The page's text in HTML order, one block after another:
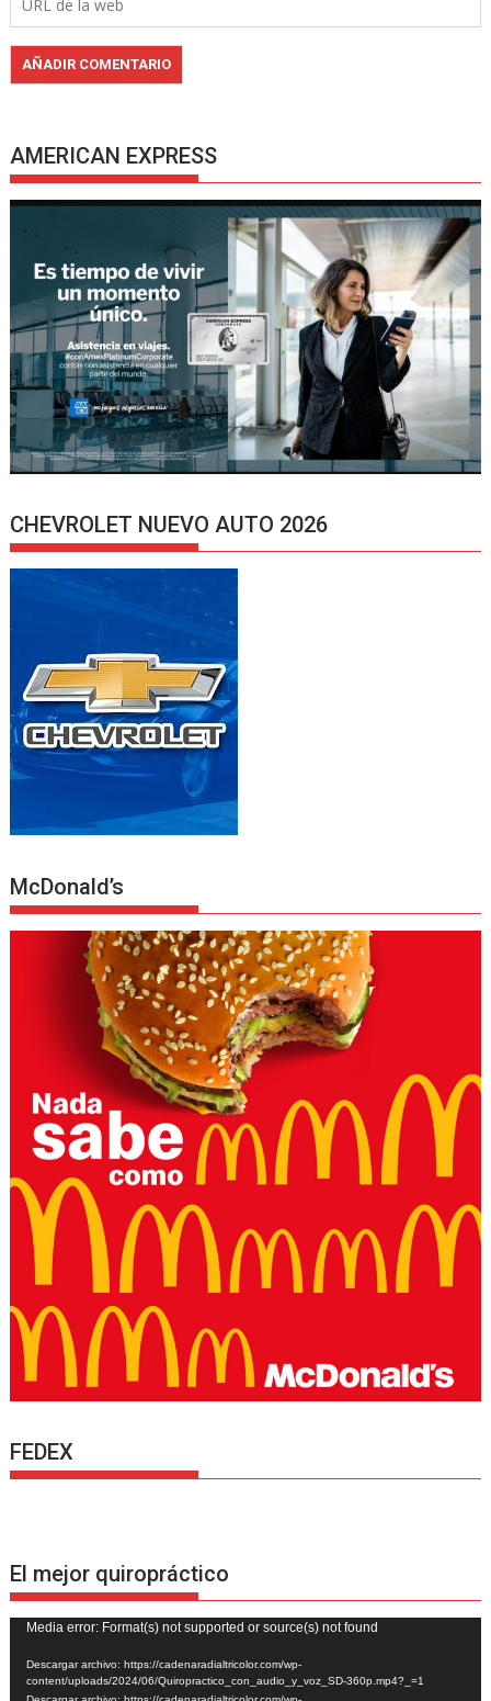
AMERICAN EXPRESS
CHEVROLET NUEVO AUTO 2026
McDonald’s
FEDEX
El mejor quiropráctico
Reproductor
de
vídeo
Media error: Format(s) not supported or source(s) not found
Descargar archivo: https://cadenaradialtricolor.com/wp-
content/uploads/2024/06/Quiropractico_con_audio_y_voz_SD-360p.mp4?_=1